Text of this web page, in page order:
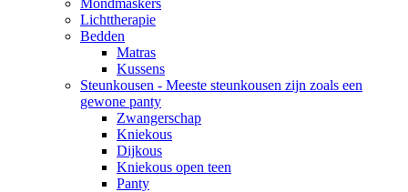
Lichttherapie
Bedden
Matras
Kussens
Steunkousen - Meeste steunkousen zijn zoals een
gewone panty
Zwangerschap
Kniekous
Dijkous
Kniekous open teen
Panty